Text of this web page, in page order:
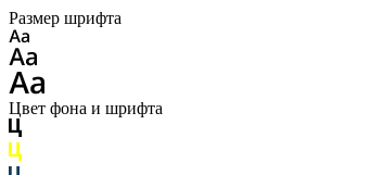
Размер шрифта
Цвет фона и шрифта